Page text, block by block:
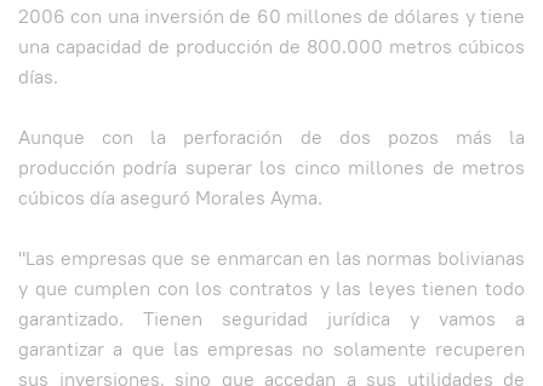
2006 con una inversión de 60 millones de dólares y tiene
una capacidad de producción de 800.000 metros cúbicos
días.
Aunque con la perforación de dos pozos más la
producción podría superar los cinco millones de metros
cúbicos día aseguró Morales Ayma.
"Las empresas que se enmarcan en las normas bolivianas
y que cumplen con los contratos y las leyes tienen todo
garantizado. Tienen seguridad jurídica y vamos a
garantizar a que las empresas no solamente recuperen
sus inversiones, sino que accedan a sus utilidades de